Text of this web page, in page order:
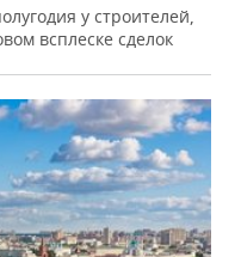
у строителей,
всплеске сделок